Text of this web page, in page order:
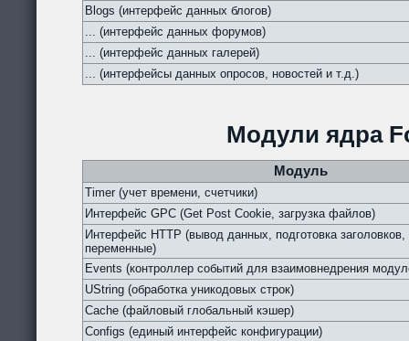
Blogs (интерфейс данных блогов)
... (интерфейс данных форумов)
... (интерфейс данных галерей)
... (интерфейсы данных опросов, новостей и т.д.)
Модули ядра
Модуль
Timer (учет времени, счетчики)
Интерфейс GPC (Get Post Cookie, загрузка файлов)
Интерфейс HTTP (вывод данных, подготовка
переменные)
Events (контроллер событий для взаимовнедрения
UString (обработка уникодовых строк)
Cache (файловый глобальный кэшер)
Configs (единый интерфейс конфигурации)